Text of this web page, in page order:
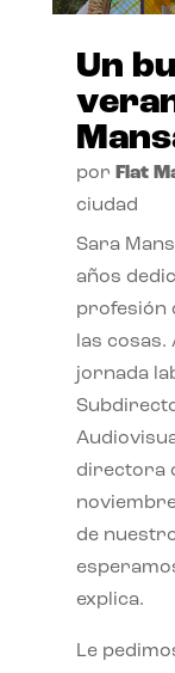
Un
por Flat
ciudad
Sara
años
profesión
las cosas.
jornada
directora
de
explica.
Le